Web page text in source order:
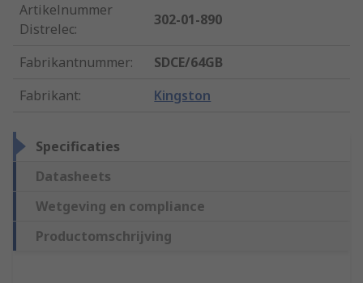
Artikelnummer
Distrelec:
302-01-890
Fabrikantnummer:
SDCE/64GB
Fabrikant: Kingston
Specificaties
Datasheets
Wetgeving en compliance
Productomschrijving